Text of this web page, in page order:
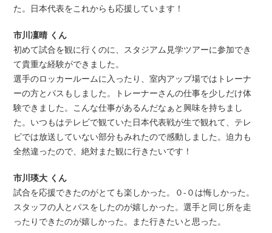
た。日本代表をこれからも応援しています！
市川凜晴 くん
初めて試合を観に行くのに、スタジアム見学ツアーに参加でき
て貴重な経験ができました。
選手のロッカールームに入ったり、室内アップ場ではトレーナ
ーの方とパスもしました。トレーナーさんの仕事を少しだけ体
験できました。こんな仕事があるんだなぁと興味を持ちまし
た。いつもはテレビで観ていた日本代表戦が生で観れて、テレ
ビでは放送していない部分もみれたので感動しました。迫力も
全然違ったので、絶対また観に行きたいです！
市川瑛大 くん
試合を応援できたのがとても楽しかった。０-０は悔しかった。
スタッフの人とパスをしたのが嬉しかった。選手と同じ所を走
ったりできたのが嬉しかった。また行きたいと思った。